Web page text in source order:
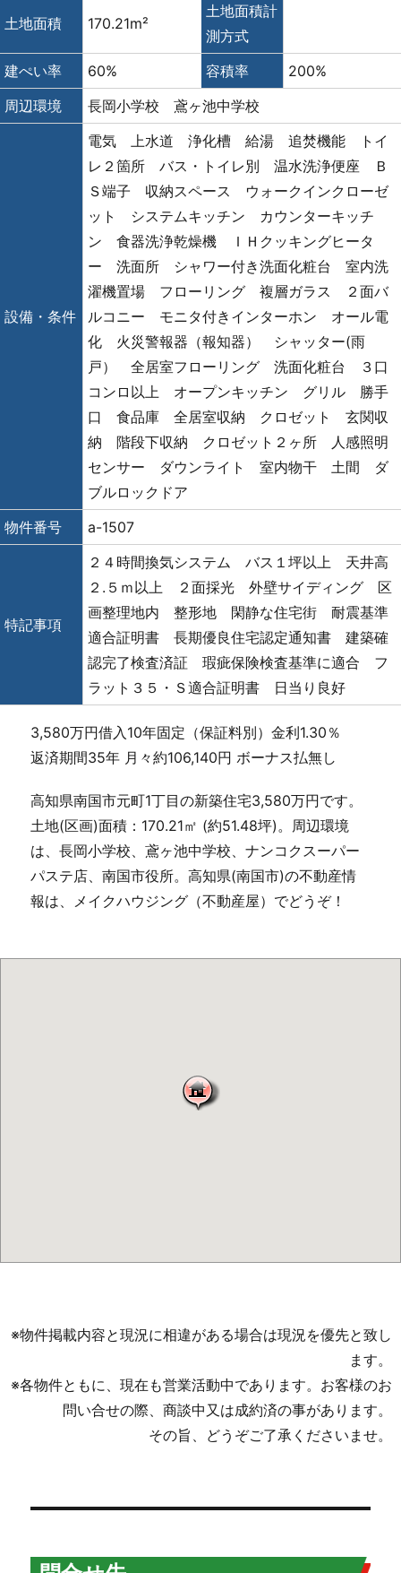
土地面積 170.21m²
土地面積計
測方式
建ぺい率
60% 容積率
200%
周辺環境
長岡小学校 鳶ヶ池中学校
設備・条件
電気 上水道 浄化槽 給湯 追焚機能 トイ
レ２箇所 バス・トイレ別 温水洗浄便座 Ｂ
Ｓ端子 収納スペース ウォークインクローゼ
ット システムキッチン カウンターキッチ
ン 食器洗浄乾燥機 ＩＨクッキングヒータ
ー 洗面所 シャワー付き洗面化粧台 室内洗
濯機置場 フローリング 複層ガラス ２面バ
ルコニー モニタ付きインターホン オール電
化 火災警報器（報知器） シャッター(雨
戸） 全居室フローリング 洗面化粧台 ３口
コンロ以上 オープンキッチン グリル 勝手
口 食品庫 全居室収納 クロゼット 玄関収
納 階段下収納 クロゼット２ヶ所 人感照明
センサー ダウンライト 室内物干 土間 ダ
ブルロックドア
物件番号
a-1507
特記事項
２４時間換気システム バス１坪以上 天井高
２.５ｍ以上 ２面採光 外壁サイディング 区
画整理地内 整形地 閑静な住宅街 耐震基準
適合証明書 長期優良住宅認定通知書 建築確
認完了検査済証 瑕疵保険検査基準に適合 フ
ラット３５・Ｓ適合証明書 日当り良好
3,580万円借入10年固定（保証料別）金利1.30％
返済期間35年 月々約106,140円 ボーナス払無し
高知県南国市元町1丁目の新築住宅3,580万円です。
土地(区画)面積：170.21㎡ (約51.48坪)。周辺環境
は、長岡小学校、鳶ヶ池中学校、ナンコクスーパー
パステ店、南国市役所。高知県(南国市)の不動産情
報は、メイクハウジング（不動産屋）でどうぞ！
※物件掲載内容と現況に相違がある場合は現況を優先と致し
ます。
※各物件ともに、現在も営業活動中であります。お客様のお
問い合せの際、商談中又は成約済の事があります。
その旨、どうぞご了承くださいませ。